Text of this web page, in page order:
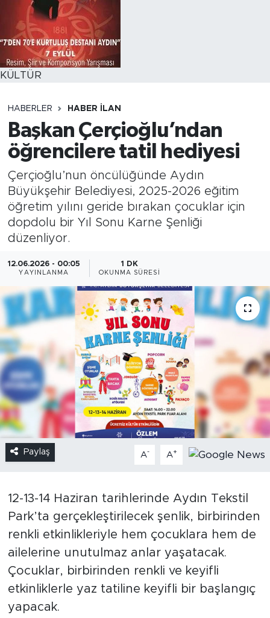
KÜLTÜR
HABERLER HABER İLAN
Başkan Çerçioğlu’ndan
öğrencilere tatil hediyesi
Çerçioğlu’nun öncülüğünde Aydın
Büyükşehir Belediyesi, 2025-2026 eğitim
öğretim yılını geride bırakan çocuklar için
dopdolu bir Yıl Sonu Karne Şenliği
düzenliyor.
12.06.2026 - 00:05
YAYINLANMA
1 DK
OKUNMA SÜRESI
Paylaş A- A+
12-13-14 Haziran tarihlerinde Aydın Tekstil
Park’ta gerçekleştirilecek şenlik, birbirinden
renkli etkinlikleriyle hem çocuklara hem de
ailelerine unutulmaz anlar yaşatacak.
Çocuklar, birbirinden renkli ve keyifli
etkinliklerle yaz tatiline keyifli bir başlangıç
yapacak.